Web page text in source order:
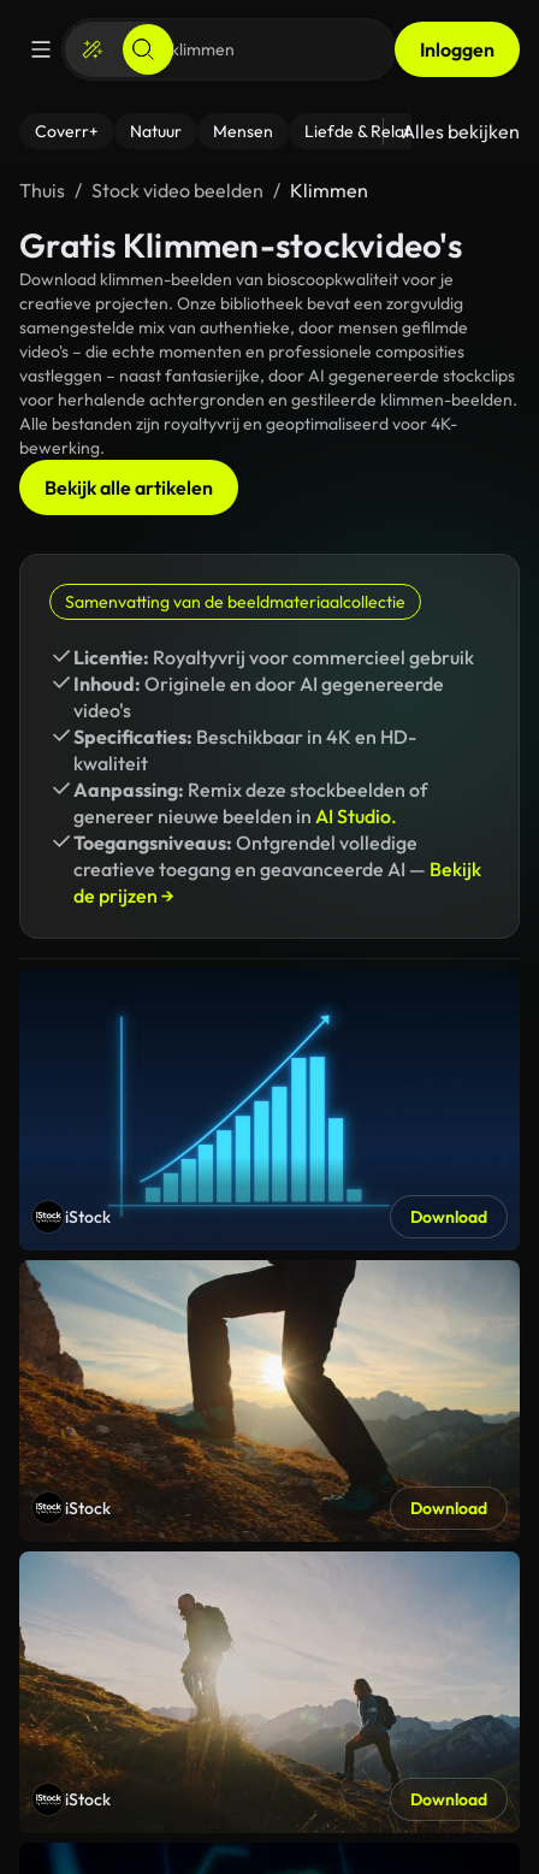
Inloggen
Coverr+ Natuur Mensen Liefde & Relaties - Fitness
Alles bekijken
Thuis Stock video beelden Klimmen
Gratis Klimmen-stockvideo's
Download klimmen-beelden van bioscoopkwaliteit voor je
creatieve projecten. Onze bibliotheek bevat een zorgvuldig
samengestelde mix van authentieke, door mensen gefilmde
video's – die echte momenten en professionele composities
vastleggen – naast fantasierijke, door AI gegenereerde stockclips
voor herhalende achtergronden en gestileerde klimmen-beelden.
Alle bestanden zijn royaltyvrij en geoptimaliseerd voor 4K-
bewerking.
Bekijk alle artikelen
Samenvatting van de beeldmateriaalcollectie
Licentie: Royaltyvrij voor commercieel gebruik
Inhoud: Originele en door AI gegenereerde
video's
Specificaties: Beschikbaar in 4K en HD-
kwaliteit
Aanpassing: Remix deze stockbeelden of
genereer nieuwe beelden in AI Studio.
Toegangsniveaus: Ontgrendel volledige
creatieve toegang en geavanceerde AI — Bekijk
de prijzen →
iStock Download
iStock Download
iStock Download